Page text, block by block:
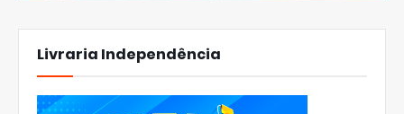
Livraria Independência